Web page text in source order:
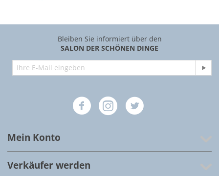
Bleiben Sie informiert über den
SALON DER SCHÖNEN DINGE
Mein Konto
Verkäufer werden